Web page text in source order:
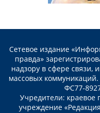
Сетевое издание
правда»
надзору в сфере связи,
массовых
ФС77-
Учредители: краевое
учреждение